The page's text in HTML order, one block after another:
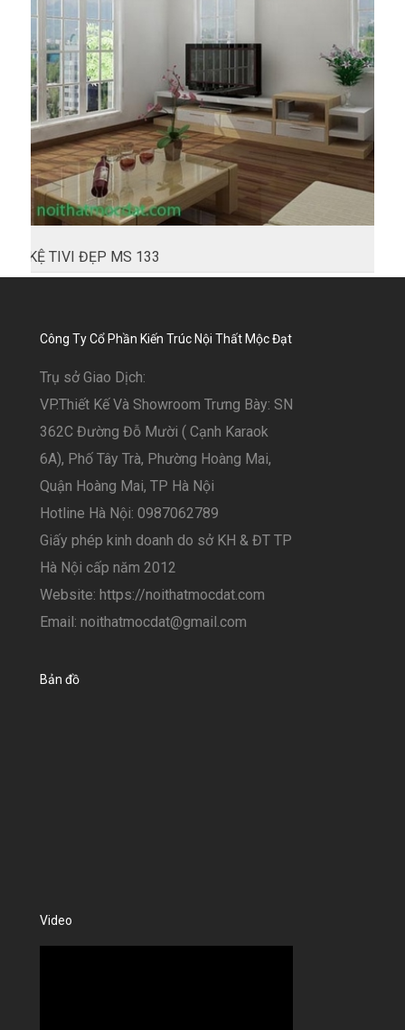
KỆ TIVI ĐẸP MS 133
Công Ty Cổ Phần Kiến Trúc Nội Thất Mộc Đạt
Trụ sở Giao Dịch:
VP.Thiết Kế Và Showroom Trưng Bày: SN
362C Đường Đỗ Mười ( Cạnh Karaok
6A), Phố Tây Trà, Phường Hoàng Mai,
Quận Hoàng Mai, TP Hà Nội
Hotline Hà Nội: 0987062789
Giấy phép kinh doanh do sở KH & ĐT TP
Hà Nội cấp năm 2012
Website: https://noithatmocdat.com
Email: noithatmocdat@gmail.com
Bản đồ
Video